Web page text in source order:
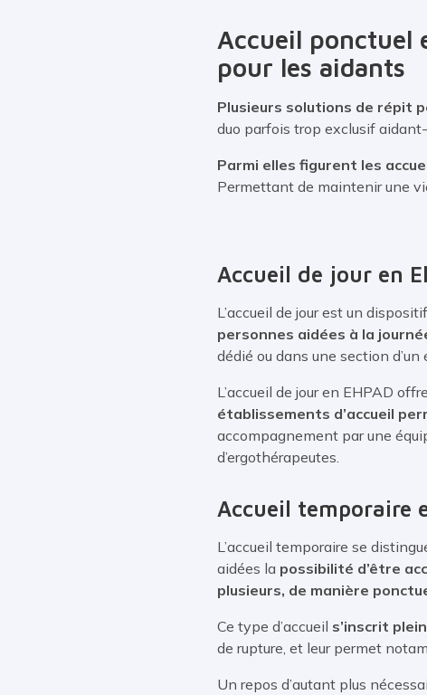
Accueil ponctuel
pour les aidants
Plusieurs solutions de répit
duo parfois trop exclusif aidant-
Parmi elles figurent les
Permettant de maintenir une
Accueil de jour en
L’accueil de jour est un
personnes aidées à la
dédié ou dans une section d’un
L’accueil de jour en EHPAD
établissements d’accueil
accompagnement par une
d’ergothérapeutes.
Accueil temporaire
L’accueil temporaire se
aidées la possibilité d’être
plusieurs, de manière
Ce type d’accueil s’inscrit
de rupture, et leur permet
Un repos d’autant plus